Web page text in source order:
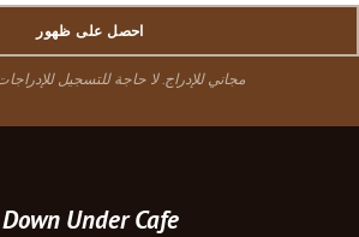
احصل على ظهور
مجاني للإدراج. لا حاجة للتسجيل
Down Under Cafe